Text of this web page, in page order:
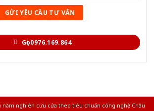
Gọi 0976.169.864
nghiên cứu cửa theo tiêu chuẩn công nghệ Châu